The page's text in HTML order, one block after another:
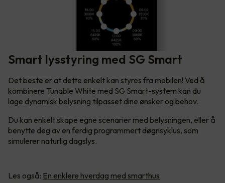
Smart lysstyring med SG Smart
Det beste er at dette enkelt kan styres fra mobilen! Ved å
kombinere Tunable White med SG Smart-system kan du
lage dynamisk belysning tilpasset dine ønsker og behov.
Du kan enkelt skape egne scenarier med belysningen, eller å
benytte deg av en ferdig programmert døgnsyklus, som
simulerer naturlig dagslys.
Les også: En enklere hverdag med smarthus